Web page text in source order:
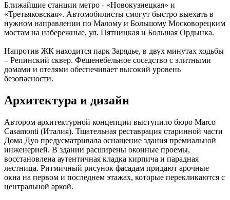
Ближайшие станции метро - «Новокузнецкая» и
«Третьяковская». Автомобилисты смогут быстро выехать в
нужном направлении по Малому и Большому Московорецким
мостам на набережные, ул. Пятницкая и Большая Ордынка.
Напротив ЖК находится парк Зарядье, в двух минутах ходьбы
– Репинский сквер. Фешенебельное соседство с элитными
домами и отелями обеспечивает высокий уровень
безопасности.
Архитектура и дизайн
Автором архитектурной концепции выступило бюро Marco
Casamonti (Италия). Тщательная реставрация старинной части
Дома Дуо предусматривала оснащение здания премиальной
инженерией. В здании расширены оконные проемы,
восстановлена аутентичная кладка кирпича и парадная
лестница. Ритмичный рисунок фасадам придают арочные
окна на первом и последнем этажах, которые перекликаются с
центральной аркой.